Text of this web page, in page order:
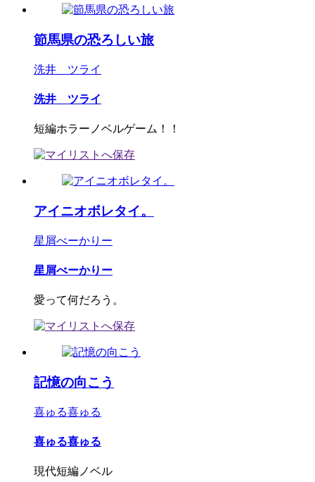
節馬県の恐ろしい旅
洗井 ツライ
洗井 ツライ
短編ホラーノベルゲーム！！
アイニオボレタイ。
星屑べーかりー
星屑べーかりー
愛って何だろう。
記憶の向こう
喜ゅる喜ゅる
喜ゅる喜ゅる
現代短編ノベル